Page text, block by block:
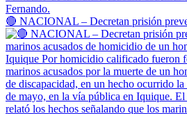
🔴 NACIONAL – Decretan prisión